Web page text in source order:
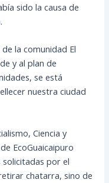
sido la causa de
la comunidad El
y al plan de
se está
nuestra ciudad
Ciencia y
EcoGuaicaipuro
por el
chatarra, sino de